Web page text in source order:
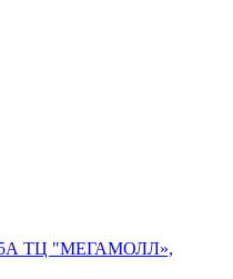
ТЦ "МЕГАМОЛЛ»,